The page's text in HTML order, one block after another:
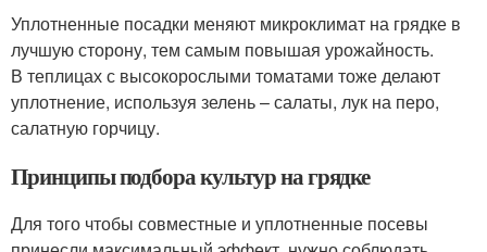
Уплотненные посадки меняют микроклимат на грядке в
лучшую сторону, тем самым повышая урожайность.
В теплицах с высокорослыми томатами тоже делают
уплотнение, используя зелень – салаты, лук на перо,
салатную горчицу.
Принципы подбора культур на грядке
Для того чтобы совместные и уплотненные посевы